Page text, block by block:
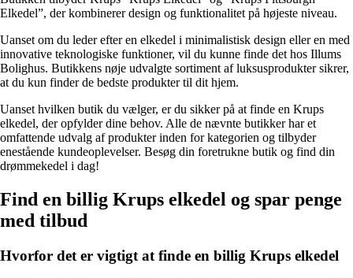
Elkedel”, der kombinerer design og funktionalitet på højeste niveau.
Uanset om du leder efter en elkedel i minimalistisk design eller en med
innovative teknologiske funktioner, vil du kunne finde det hos Illums
Bolighus. Butikkens nøje udvalgte sortiment af luksusprodukter sikrer,
at du kun finder de bedste produkter til dit hjem.
Uanset hvilken butik du vælger, er du sikker på at finde en Krups
elkedel, der opfylder dine behov. Alle de nævnte butikker har et
omfattende udvalg af produkter inden for kategorien og tilbyder
enestående kundeoplevelser. Besøg din foretrukne butik og find din
drømmekedel i dag!
Find en billig Krups elkedel og spar penge
med tilbud
Hvorfor det er vigtigt at finde en billig Krups elkedel